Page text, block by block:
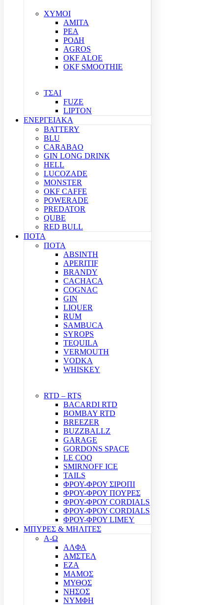
ΧΥΜΟΙ
ΑΜΙΤΑ
ΡΕΑ
ΡΟΔΗ
AGROS
OKF ALOE
OKF SMOOTHIE
ΤΣΑΙ
FUZE
LIPTON
ΕΝΕΡΓΕΙΑΚΑ
BATTERY
BLU
CARABAO
GIN LONG DRINK
HELL
LUCOZADE
MONSTER
OKF CAFFE
POWERADE
PREDATOR
QUBE
RED BULL
ΠΟΤΑ
ΠΟΤΑ
ABSINTH
APERITIF
BRANDY
CACHACA
COGNAC
GIN
LIQUER
RUM
SAMBUCA
SYROPS
TEQUILA
VERMOUTH
VODKA
WHISKEY
RTD – RTS
BACARDI RTD
BOMBAY RTD
BREEZER
BUZZBALLZ
GARAGE
GORDONS SPACE
LE COQ
SMIRNOFF ICE
TAILS
ΦΡΟΥ-ΦΡΟΥ ΣΙΡΟΠΙ
ΦΡΟΥ-ΦΡΟΥ ΠΟΥΡΕΣ
ΦΡΟΥ-ΦΡΟΥ CORDIALS
ΦΡΟΥ-ΦΡΟΥ CORDIALS
ΦΡΟΥ-ΦΡΟΥ LIMEY
ΜΠΥΡΕΣ & ΜΗΛΙΤΕΣ
Α-Ω
ΑΛΦΑ
ΑΜΣΤΕΛ
ΕΖΑ
ΜΑΜΟΣ
ΜΥΘΟΣ
ΝΗΣΟΣ
ΝΥΜΦΗ